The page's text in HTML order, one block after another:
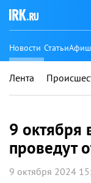
Новости Статьи
Лента
9 октября
проведут
9 октября 2024